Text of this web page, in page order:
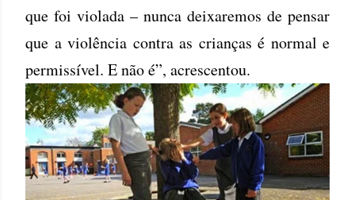
que foi violada – nunca deixaremos de pensar
que a violência contra as crianças é normal e
permissível. E não é”, acrescentou.